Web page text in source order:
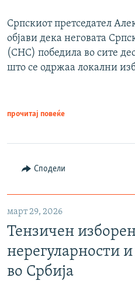
Српскиот претседател
објави дека неговата
(СНС) победила во сите
што се одржаа локални
прочитај повеќе
Сподели
март 29, 2026
Тензичен
нерегуларности
во Србија